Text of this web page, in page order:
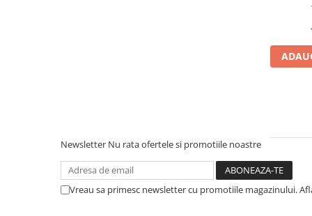
Newsletter Nu rata ofertele si promotiile noastre
Vreau sa primesc newsletter cu promotiile magazinului.